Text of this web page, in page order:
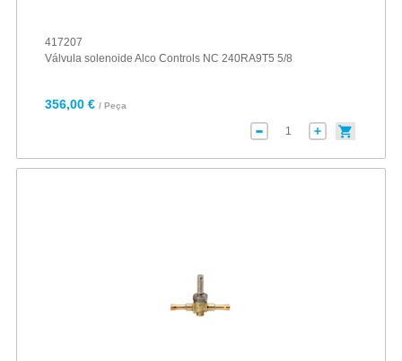
417207
Válvula solenoide Alco Controls NC 240RA9T5 5/8
356,00 € / Peça